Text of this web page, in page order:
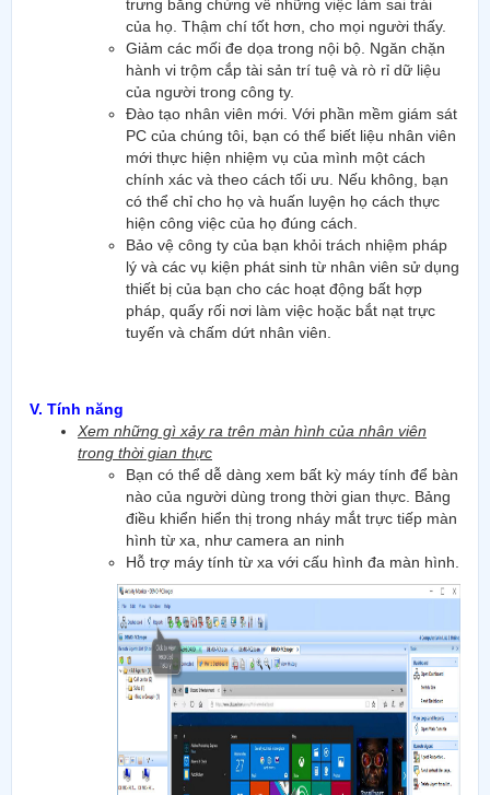
trưng bằng chứng về những việc làm sai trái
của họ. Thậm chí tốt hơn, cho mọi người thấy.
Giảm các mối đe dọa trong nội bộ. Ngăn chặn
hành vi trộm cắp tài sản trí tuệ và rò rỉ dữ liệu
của người trong công ty.
Đào tạo nhân viên mới. Với phần mềm giám sát
PC của chúng tôi, bạn có thể biết liệu nhân viên
mới thực hiện nhiệm vụ của mình một cách
chính xác và theo cách tối ưu. Nếu không, bạn
có thể chỉ cho họ và huấn luyện họ cách thực
hiện công việc của họ đúng cách.
Bảo vệ công ty của bạn khỏi trách nhiệm pháp
lý và các vụ kiện phát sinh từ nhân viên sử dụng
thiết bị của bạn cho các hoạt động bất hợp
pháp, quấy rối nơi làm việc hoặc bắt nạt trực
tuyến và chấm dứt nhân viên.
V. Tính năng
Xem những gì xảy ra trên màn hình của nhân viên
trong thời gian thực
Bạn có thể dễ dàng xem bất kỳ máy tính để bàn
nào của người dùng trong thời gian thực. Bảng
điều khiển hiển thị trong nháy mắt trực tiếp màn
hình từ xa, như camera an ninh
Hỗ trợ máy tính từ xa với cấu hình đa màn hình.